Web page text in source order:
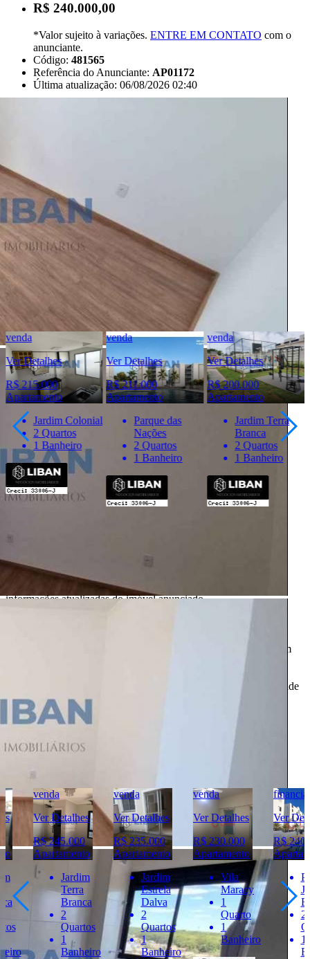
R$ 240.000,00
*Valor sujeito à variações. ENTRE EM CONTATO com o
anunciante.
Código: 481565
Referência do Anunciante: AP01172
Última atualização: 06/08/2026 02:40
Liban - Negócios Imobiliários
Creci:33006-J
Site:https://www.liban.imb.br/index.php/
Endereço:Rua Alfredo Fontão, 6-33 - Bauru/SP
Ver Telefone
Telefone:
(14) 4141-5872
Telefone:
(14) 98836-2944
WhatsApp:(14) 98836-2944
venda
Ver Detalhes
R$ 215.000
Apartamento
Jardim Colonial
2 Quartos
1 Banheiro
venda
Ver Detalhes
R$ 211.000
Apartamento
Parque das
Nações
2 Quartos
1 Banheiro
venda
Ver Detalhes
R$ 200.000
Apartamento
Jardim Terra
Branca
2 Quartos
1 Banheiro
Importante
* Valores, disponibilidade e demais informações estão sujeitas à
alterações. SEMPRE consulte o anunciante sobre as condições e
informações atualizadas do imóvel anunciado.
Todas as informações e imagens deste anúncio fazem parte de um
não tem controle e não garante a veracidade
destas informações.
Móveis e demais objetos exibidos nas fotos não fazem parte da
oferta. Contate o anunciante para confirmar a disponibilidade e
venda
Ver Detalhes
R$ 245.000
Apartamento
Jardim
Terra
Branca
Quartos
Banheiro
venda
Ver Detalhes
R$ 235.000
Apartamento
Jardim
Estrela
Dalva
Quartos
1
Banheiro
Ver Detalhes
R$ 230.000
Apartamento
Vila
Maracy
1
Quarto
Banheiro
financiamento
Ver Detalhes
R$ 240.000
Apartamento
Parque
Jardim
Europa
Quartos